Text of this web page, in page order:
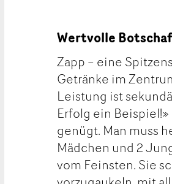
Wertvolle
Zapp – eine
Getränke im
Leistung ist
Erfolg ein
genügt. Man muss
Mädchen und 2
vom Feinsten. Sie